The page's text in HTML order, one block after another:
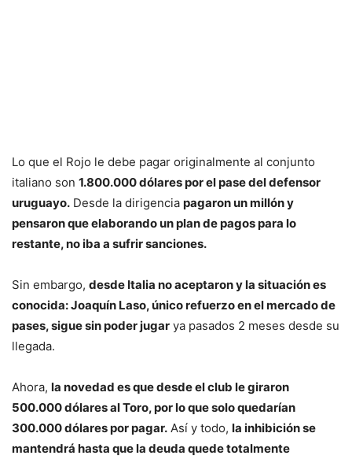
Lo que el Rojo le debe pagar originalmente al conjunto
italiano son 1.800.000 dólares por el pase del defensor
uruguayo. Desde la dirigencia pagaron un millón y
pensaron que elaborando un plan de pagos para lo
restante, no iba a sufrir sanciones.
Sin embargo, desde Italia no aceptaron y la situación es
conocida: Joaquín Laso, único refuerzo en el mercado de
pases, sigue sin poder jugar ya pasados 2 meses desde su
llegada.
Ahora, la novedad es que desde el club le giraron
500.000 dólares al Toro, por lo que solo quedarían
300.000 dólares por pagar. Así y todo, la inhibición se
mantendrá hasta que la deuda quede totalmente